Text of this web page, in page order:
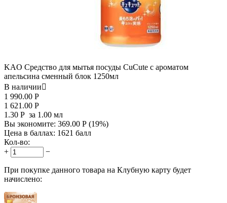
KAO Средство для мытья посуды CuCute с ароматом
апельсина сменный блок 1250мл
В наличии
1 990.00 Р
1 621.00 Р
1.30 Р за 1.00 мл
Вы экономите: 369.00 Р (19%)
Цена в баллах: 1621 балл
Кол-во:
+
−
При покупке данного товара на Клубную карту будет
начислено: